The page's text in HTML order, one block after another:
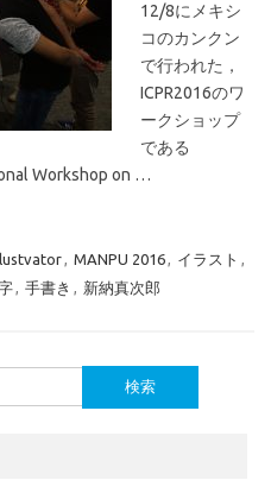
12/8にメキシ
コのカンクン
で行われた，
ICPR2016のワ
ークショップ
である
Workshop on …
, MANPU 2016, イラスト ,
, 手書き , 新納真次郎